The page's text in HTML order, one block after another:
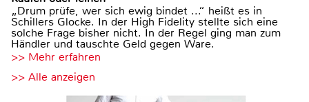
„Drum prüfe, wer sich ewig bindet ...“ heißt es in
Schillers Glocke. In der High Fidelity stellte sich eine
solche Frage bisher nicht. In der Regel ging man zum
Händler und tauschte Geld gegen Ware.
>> Mehr erfahren
>> Alle anzeigen